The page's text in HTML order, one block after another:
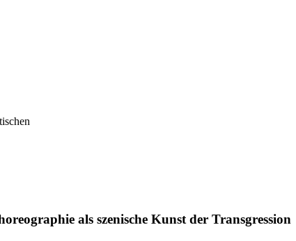
als szenische Kunst der Transgression